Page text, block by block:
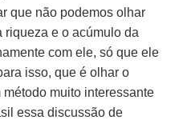
que não podemos olhar
riqueza e o acúmulo da
com ele, só que ele
isso, que é olhar o
método muito interessante
essa discussão de